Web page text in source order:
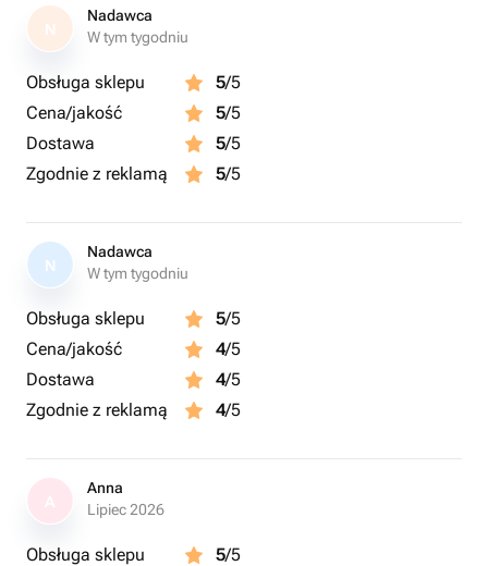
N
Nadawca
W tym tygodniu
Obsługa sklepu 5/5
Cena/jakość
5/5
Dostawa
5/5
Zgodnie z reklamą
5/5
N
Nadawca
W tym tygodniu
Obsługa sklepu 5/5
Cena/jakość
4/5
Dostawa
4/5
Zgodnie z reklamą
4/5
Anna
Lipiec 2026
Obsługa sklepu 5/5